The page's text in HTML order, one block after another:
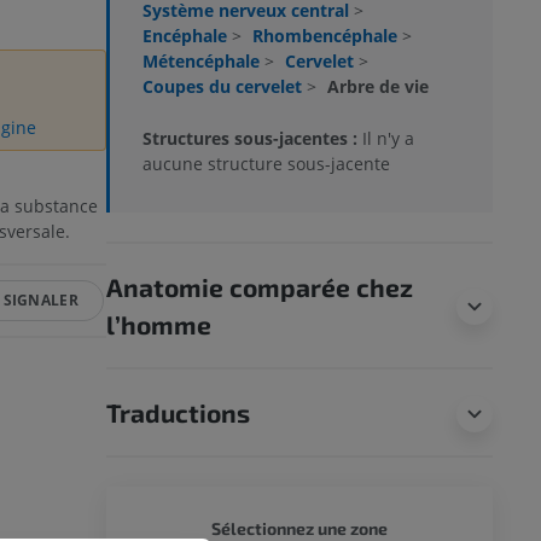
substance
SIGNALER
Système nerveux central >
Encéphale > Rhombencéphale >
Métencéphale > Cervelet >
Coupes du cervelet > Arbre de vie
Structures sous-jacentes : Il n'y a
aucune structure sous-jacente
Anatomie comparée chez
l’homme
Traductions
Sélectionnez une zone